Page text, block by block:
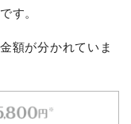
す。
額が分かれていま